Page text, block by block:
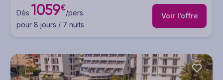
Dès 1059€/pers.
pour 8 jours / 7 nuits
Voir l’offre